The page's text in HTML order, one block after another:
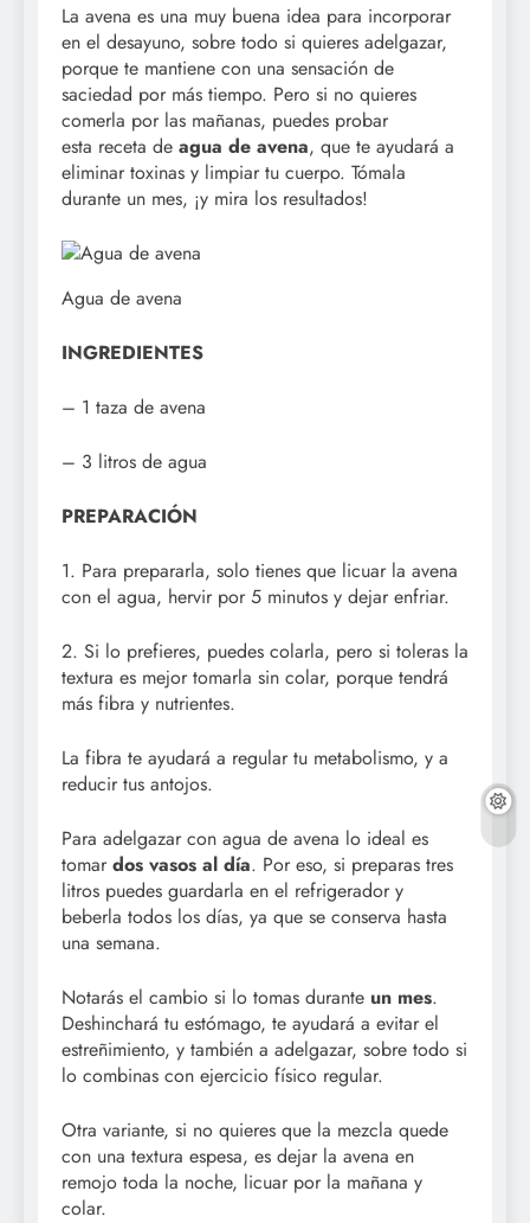
La avena es una muy buena idea para incorporar
en el desayuno, sobre todo si quieres adelgazar,
porque te mantiene con una sensación de
saciedad por más tiempo. Pero si no quieres
comerla por las mañanas, puedes probar
esta receta de agua de avena, que te ayudará a
eliminar toxinas y limpiar tu cuerpo. Tómala
durante un mes, ¡y mira los resultados!
Agua de avena
INGREDIENTES
– 1 taza de avena
– 3 litros de agua
PREPARACIÓN
1. Para prepararla, solo tienes que licuar la avena
con el agua, hervir por 5 minutos y dejar enfriar.
2. Si lo prefieres, puedes colarla, pero si toleras la
textura es mejor tomarla sin colar, porque tendrá
más fibra y nutrientes.
La fibra te ayudará a regular tu metabolismo, y a
reducir tus antojos.
Para adelgazar con agua de avena lo ideal es
tomar dos vasos al día. Por eso, si preparas tres
litros puedes guardarla en el refrigerador y
beberla todos los días, ya que se conserva hasta
una semana.
Notarás el cambio si lo tomas durante un mes.
Deshinchará tu estómago, te ayudará a evitar el
estreñimiento, y también a adelgazar, sobre todo si
lo combinas con ejercicio físico regular.
Otra variante, si no quieres que la mezcla quede
con una textura espesa, es dejar la avena en
remojo toda la noche, licuar por la mañana y
colar.